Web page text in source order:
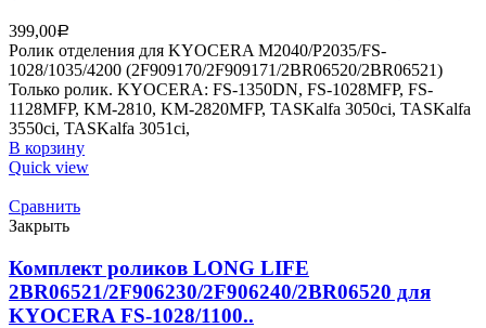
399,00Р
Ролик отделения для KYOCERA M2040/P2035/FS-
1028/1035/4200 (2F909170/2F909171/2BR06520/2BR06521)
Только ролик. KYOCERA: FS-1350DN, FS-1028MFP, FS-
1128MFP, KM-2810, KM-2820MFP, TASKalfa 3050ci, TASKalfa
3550ci, TASKalfa 3051ci,
В корзину
Quick view
Сравнить
Закрыть
Комплект роликов LONG LIFE
2BR06521/2F906230/2F906240/2BR06520 для
KYOCERA FS-1028/1100..